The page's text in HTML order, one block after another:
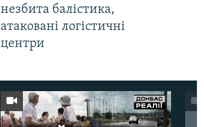
незбита балістика,
атаковані логістичні
центри